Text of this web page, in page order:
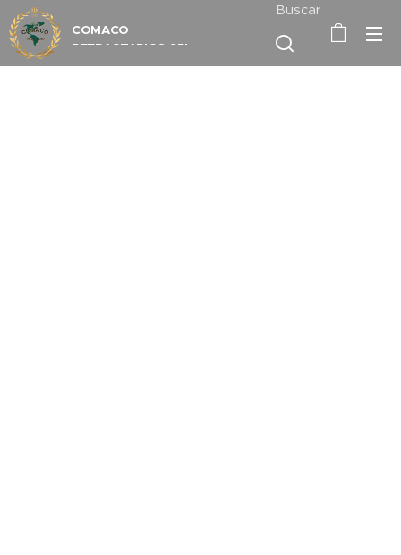
COMACO
REFRACTARIOS SRL
Buscar